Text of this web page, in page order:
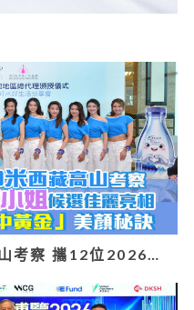
考察 攜12位2026…